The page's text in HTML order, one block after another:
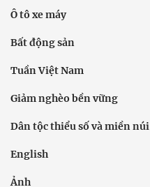
Ô tô xe máy
Bất động sản
Tuần Việt Nam
Giảm nghèo bền vững
Dân tộc thiểu số và miền núi
English
Ảnh